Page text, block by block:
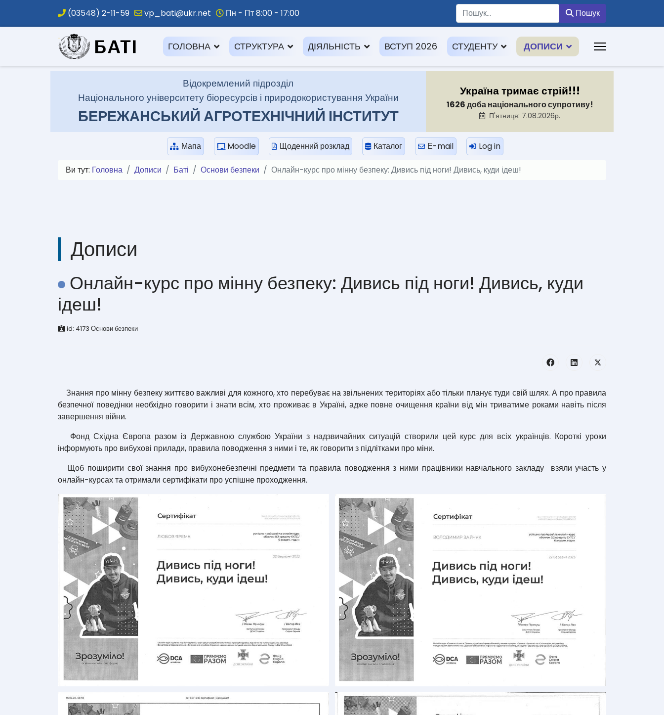
(03548) 2-11-59 vp_bati@ukr.net Пн - Пт 8:00 - 17:00 Пошук
.
ГОЛОВНА СТРУКТУРА ДІЯЛЬНІСТЬ ВСТУП 2026 СТУДЕНТУ ДОПИСИ
Відокремлений підрозділ
Національного університету біоресурсів і природокористування України
БЕРЕЖАНСЬКИЙ АГРОТЕХНІЧНИЙ ІНСТИТУТ
Україна тримає стрій!!!
1626 доба національного супротиву!
П'ятниця: 7.08.2026р.
Мапа Moodle Щоденний розклад Каталог Е-mail Log in
Ви тут: Головна Дописи Баті Основи безпеки Онлайн-курс про мінну безпеку: Дивись під ноги! Дивись, куди ідеш!
Дописи
Онлайн-курс про мінну безпеку: Дивись під ноги! Дивись, куди
ідеш!
id: 4173 Основи безпеки
Знання про мінну безпеку життєво важливі для кожного, хто перебуває на звільнених територіях або тільки планує туди свій шлях. А про правила
безпечної поведінки необхідно говорити і знати всім, хто проживає в Україні, адже повне очищення країни від мін триватиме роками навіть після
завершення війни.
Фонд Східна Європа разом із Державною службою України з надзвичайних ситуацій створили цей курс для всіх українців. Короткі уроки
інформують про вибухові прилади, правила поводження з ними і те, як говорити з підлітками про міни.
Щоб поширити свої знання про вибухонебезпечні предмети та правила поводження з ними працівники навчального закладу взяли участь у
онлайн-курсах та отримали сертифікати про успішне проходження.